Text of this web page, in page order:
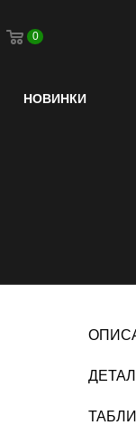
0
НОВИНКИ